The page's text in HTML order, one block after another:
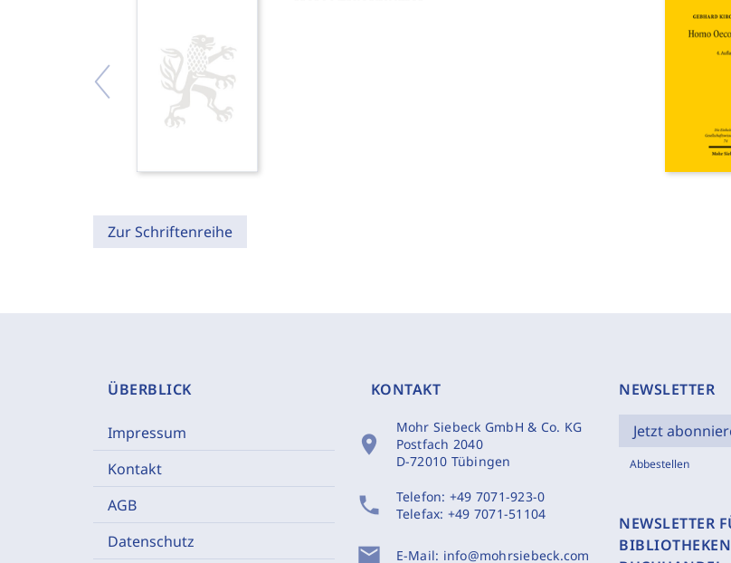
Zur Schriftenreihe
ÜBERBLICK
Impressum
Kontakt
AGB
Datenschutz
KONTAKT
location_on
Mohr Siebeck GmbH & Co. KG
Postfach 2040
D-72010 Tübingen
phone Telefon: +49 7071-923-0
Telefax: +49 7071-51104
mail E-Mail: info@mohrsiebeck.com
NEWSLETTER
Jetzt
Abbestellen
NEWSLETTER